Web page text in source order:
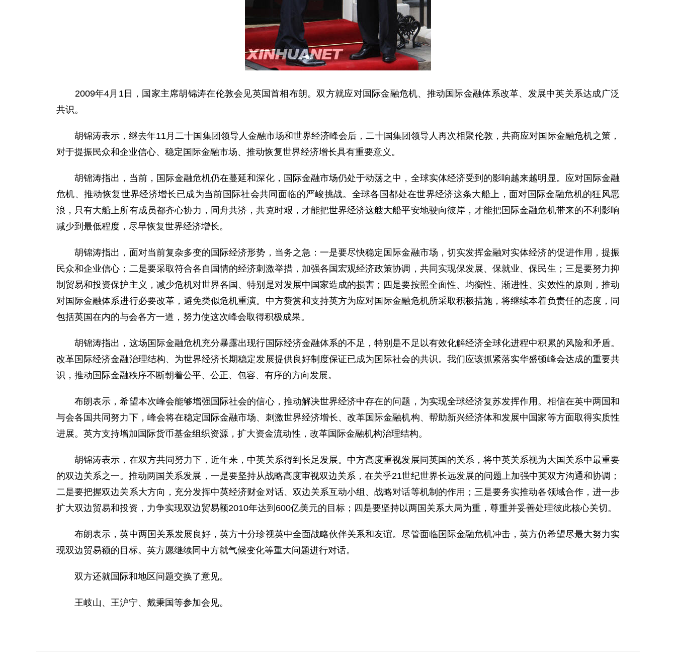
2009年4月1日，国家主席胡锦涛在伦敦会见英国首相布朗。双方就应对国际金融危机、推动国际金融体系改革、发展中英关系达成广泛
共识。
胡锦涛表示，继去年11月二十国集团领导人金融市场和世界经济峰会后，二十国集团领导人再次相聚伦敦，共商应对国际金融危机之策，
对于提振民众和企业信心、稳定国际金融市场、推动恢复世界经济增长具有重要意义。
胡锦涛指出，当前，国际金融危机仍在蔓延和深化，国际金融市场仍处于动荡之中，全球实体经济受到的影响越来越明显。应对国际金融
危机、推动恢复世界经济增长已成为当前国际社会共同面临的严峻挑战。全球各国都处在世界经济这条大船上，面对国际金融危机的狂风恶
浪，只有大船上所有成员都齐心协力，同舟共济，共克时艰，才能把世界经济这艘大船平安地驶向彼岸，才能把国际金融危机带来的不利影响
减少到最低程度，尽早恢复世界经济增长。
胡锦涛指出，面对当前复杂多变的国际经济形势，当务之急：一是要尽快稳定国际金融市场，切实发挥金融对实体经济的促进作用，提振
民众和企业信心；二是要采取符合各自国情的经济刺激举措，加强各国宏观经济政策协调，共同实现保发展、保就业、保民生；三是要努力抑
制贸易和投资保护主义，减少危机对世界各国、特别是对发展中国家造成的损害；四是要按照全面性、均衡性、渐进性、实效性的原则，推动
对国际金融体系进行必要改革，避免类似危机重演。中方赞赏和支持英方为应对国际金融危机所采取积极措施，将继续本着负责任的态度，同
包括英国在内的与会各方一道，努力使这次峰会取得积极成果。
胡锦涛指出，这场国际金融危机充分暴露出现行国际经济金融体系的不足，特别是不足以有效化解经济全球化进程中积累的风险和矛盾。
改革国际经济金融治理结构、为世界经济长期稳定发展提供良好制度保证已成为国际社会的共识。我们应该抓紧落实华盛顿峰会达成的重要共
识，推动国际金融秩序不断朝着公平、公正、包容、有序的方向发展。
布朗表示，希望本次峰会能够增强国际社会的信心，推动解决世界经济中存在的问题，为实现全球经济复苏发挥作用。相信在英中两国和
与会各国共同努力下，峰会将在稳定国际金融市场、刺激世界经济增长、改革国际金融机构、帮助新兴经济体和发展中国家等方面取得实质性
进展。英方支持增加国际货币基金组织资源，扩大资金流动性，改革国际金融机构治理结构。
胡锦涛表示，在双方共同努力下，近年来，中英关系得到长足发展。中方高度重视发展同英国的关系，将中英关系视为大国关系中最重要
的双边关系之一。推动两国关系发展，一是要坚持从战略高度审视双边关系，在关乎21世纪世界长远发展的问题上加强中英双方沟通和协调；
二是要把握双边关系大方向，充分发挥中英经济财金对话、双边关系互动小组、战略对话等机制的作用；三是要务实推动各领域合作，进一步
扩大双边贸易和投资，力争实现双边贸易额2010年达到600亿美元的目标；四是要坚持以两国关系大局为重，尊重并妥善处理彼此核心关切。
布朗表示，英中两国关系发展良好，英方十分珍视英中全面战略伙伴关系和友谊。尽管面临国际金融危机冲击，英方仍希望尽最大努力实
现双边贸易额的目标。英方愿继续同中方就气候变化等重大问题进行对话。
双方还就国际和地区问题交换了意见。
王岐山、王沪宁、戴秉国等参加会见。